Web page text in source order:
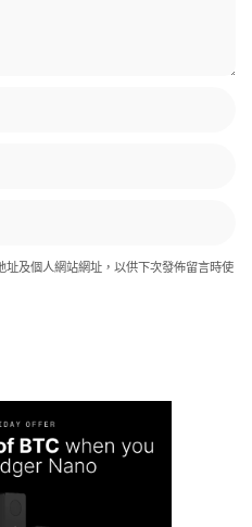
址及個人網站網址，以供下次發佈留言時使